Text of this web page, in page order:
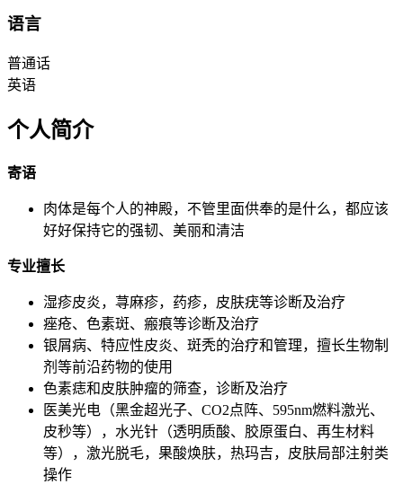
语言
普通话
英语
个人简介
寄语
肉体是每个人的神殿，不管里面供奉的是什么，都应该
好好保持它的强韧、美丽和清洁
专业擅长
湿疹皮炎，荨麻疹，药疹，皮肤疣等诊断及治疗
痤疮、色素斑、瘢痕等诊断及治疗
银屑病、特应性皮炎、斑秃的治疗和管理，擅长生物制
剂等前沿药物的使用
色素痣和皮肤肿瘤的筛查，诊断及治疗
医美光电（黑金超光子、CO2点阵、595nm燃料激光、
皮秒等），水光针（透明质酸、胶原蛋白、再生材料
等），激光脱毛，果酸焕肤，热玛吉，皮肤局部注射类
操作